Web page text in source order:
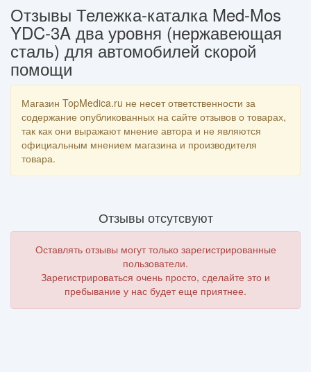
Отзывы Тележка-каталка Med-Mos
YDC-3A два уровня (нержавеющая
сталь) для автомобилей скорой
помощи
Магазин TopMedica.ru не несет ответственности за
содержание опубликованных на сайте отзывов о товарах,
так как они выражают мнение автора и не являются
официальным мнением магазина и производителя
товара.
Отзывы отсутсвуют
Оставлять отзывы могут только зарегистрированные
пользователи.
Зарегистрироваться очень просто, сделайте это и
пребывание у нас будет еще приятнее.